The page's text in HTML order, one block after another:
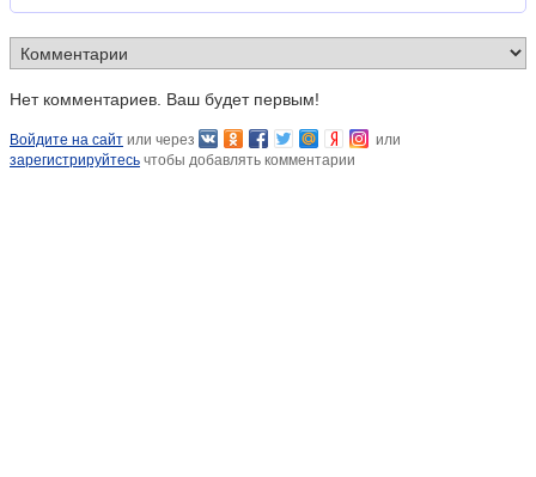
Нет комментариев. Ваш будет первым!
Войдите на сайт или через
или
зарегистрируйтесь чтобы добавлять комментарии